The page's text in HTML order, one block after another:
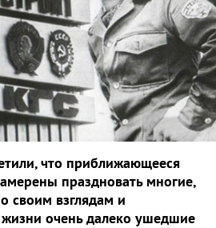
что приближающееся
праздновать многие,
своим взглядам и
очень далеко ушедшие